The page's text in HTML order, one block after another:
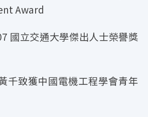
Award
國立交通大學傑出人士榮譽獎
千致獲中國電機工程學會青年